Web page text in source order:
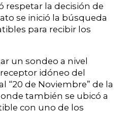
respetar la decisión de
se inició la búsqueda
para recibir los
un sondeo a nivel
idóneo del
“20 de Noviembre” de la
también se ubicó a
con uno de los